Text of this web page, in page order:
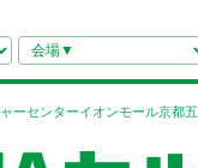
ーセンターイオンモール京都